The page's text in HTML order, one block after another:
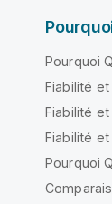
Pourquoi
Fiabilité
Fiabilité
Fiabilité et
Pourquoi